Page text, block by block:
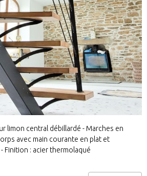
limon central débillardé - Marches en
avec main courante en plat et
Finition : acier thermolaqué